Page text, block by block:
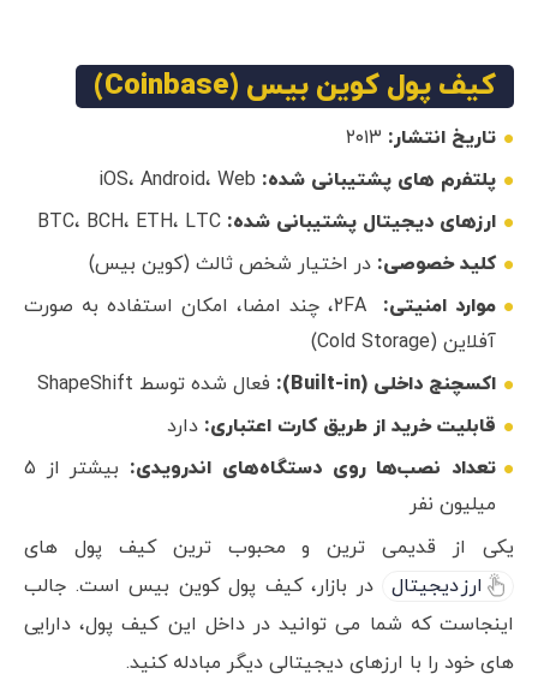
کیف پول کوین بیس (Coinbase)
تاریخ انتشار:
پلتفرم های پشتیبانی شده:
ارزهای دیجیتال پشتیبانی شده:
کلید خصوصی: در اختیار شخص ثالث (کوین بیس)
موارد امنیتی:
۲FA، چند امضا، امکان استفاده به صورت
آفلاین (Cold Storage)
اکسچنج داخلی (Built-in):
فعال شده توسط ShapeShift
قابلیت خرید از طریق کارت اعتباری: دارد
تعداد نصب‌ها روی دستگاه‌های اندرویدی:
بیشتر از ۵
میلیون نفر
یکی از قدیمی ترین و محبوب ترین کیف پول های
ارز دیجیتال
در بازار، کیف پول کوین بیس است. جالب
اینجاست که شما می توانید در داخل این کیف پول، دارایی
های خود را با ارزهای دیجیتالی دیگر مبادله کنید.